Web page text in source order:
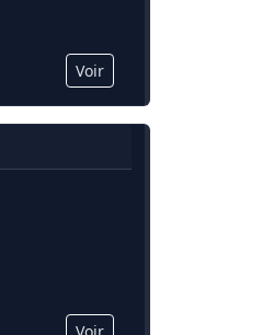
Voir